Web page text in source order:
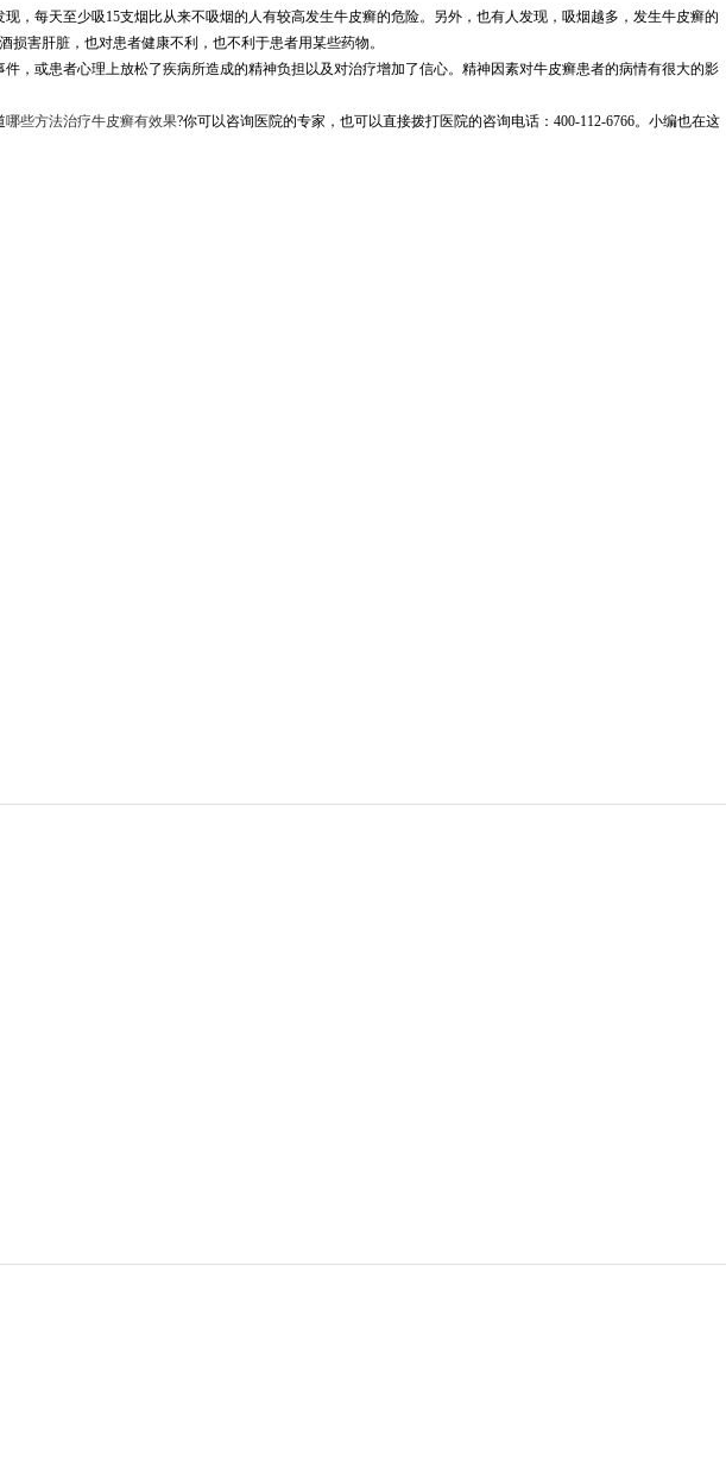
每天至少吸15支烟比从来不吸烟的人有较高发生牛皮癣的危险。另外，也有人发现，吸烟越多，发生牛皮癣的
害肝脏，也对患者健康不利，也不利于患者用某些药物。
，或患者心理上放松了疾病所造成的精神负担以及对治疗增加了信心。精神因素对牛皮癣患者的病情有很大的影
哪些方法治疗牛皮癣有效果?你可以咨询医院的专家，也可以直接拨打医院的咨询电话：400-112-6766。小编也在这